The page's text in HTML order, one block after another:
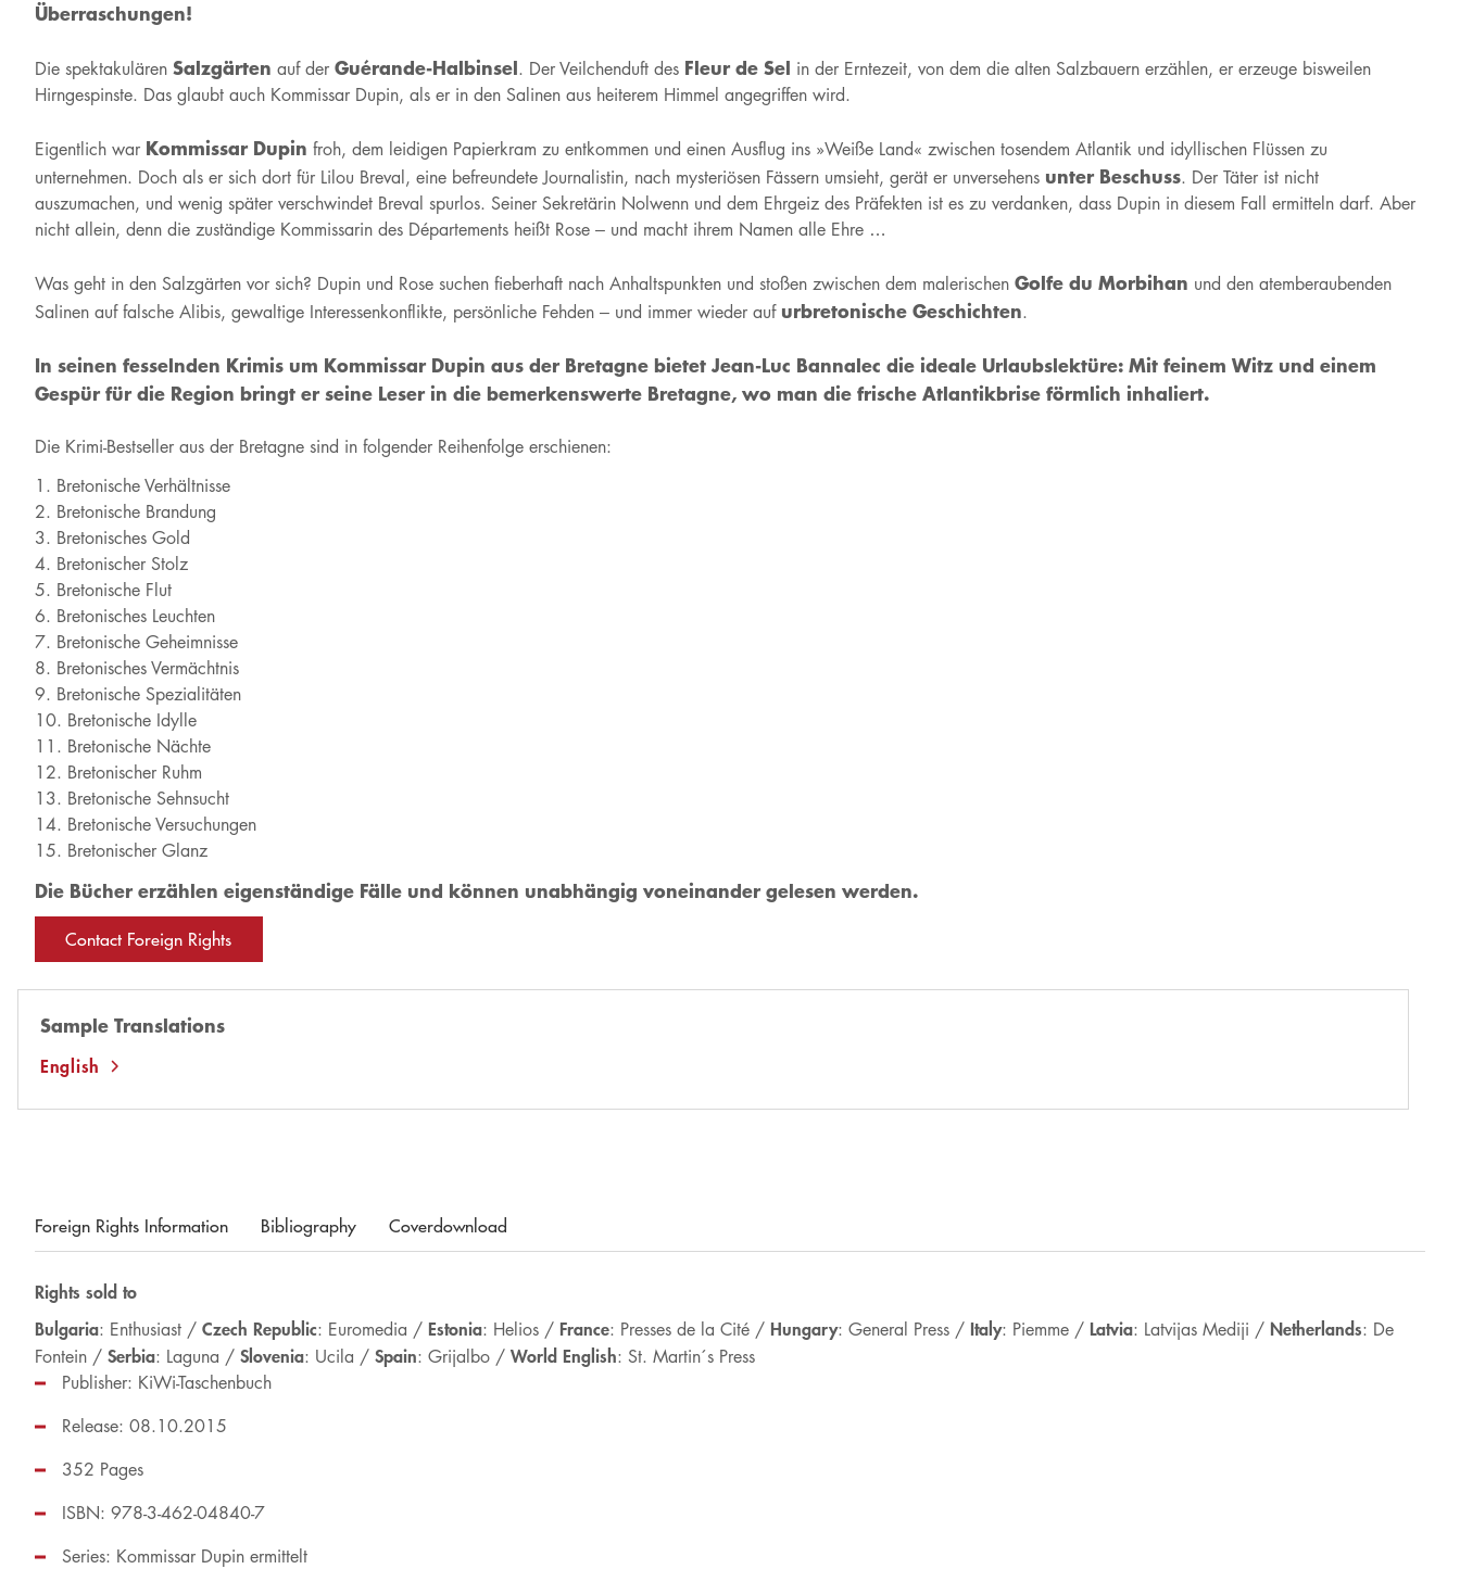
Überraschungen!
Die spektakulären Salzgärten auf der Guérande-Halbinsel. Der Veilchenduft des Fleur de Sel in der Erntezeit, von dem die alten Salzbauern erzählen, er erzeuge bisweilen
Hirngespinste. Das glaubt auch Kommissar Dupin, als er in den Salinen aus heiterem Himmel angegriffen wird.
Eigentlich war Kommissar Dupin froh, dem leidigen Papierkram zu entkommen und einen Ausflug ins »Weiße Land« zwischen tosendem Atlantik und idyllischen Flüssen zu
unternehmen. Doch als er sich dort für Lilou Breval, eine befreundete Journalistin, nach mysteriösen Fässern umsieht, gerät er unversehens unter Beschuss. Der Täter ist nicht
auszumachen, und wenig später verschwindet Breval spurlos. Seiner Sekretärin Nolwenn und dem Ehrgeiz des Präfekten ist es zu verdanken, dass Dupin in diesem Fall ermitteln darf. Aber
nicht allein, denn die zuständige Kommissarin des Départements heißt Rose – und macht ihrem Namen alle Ehre …
Was geht in den Salzgärten vor sich? Dupin und Rose suchen fieberhaft nach Anhaltspunkten und stoßen zwischen dem malerischen Golfe du Morbihan und den atemberaubenden
Salinen auf falsche Alibis, gewaltige Interessenkonflikte, persönliche Fehden – und immer wieder auf urbretonische Geschichten.
In seinen fesselnden Krimis um Kommissar Dupin aus der Bretagne bietet Jean-Luc Bannalec die ideale Urlaubslektüre: Mit feinem Witz und einem
Gespür für die Region bringt er seine Leser in die bemerkenswerte Bretagne, wo man die frische Atlantikbrise förmlich inhaliert.
Die Krimi-Bestseller aus der Bretagne sind in folgender Reihenfolge erschienen:
Bretonische Verhältnisse
Bretonische Brandung
Bretonisches Gold
Bretonischer Stolz
Bretonische Flut
Bretonisches Leuchten
Bretonische Geheimnisse
Bretonisches Vermächtnis
Bretonische Spezialitäten
Bretonische Idylle
Bretonische Nächte
Bretonischer Ruhm
Bretonische Sehnsucht
Bretonische Versuchungen
Bretonischer Glanz
Die Bücher erzählen eigenständige Fälle und können unabhängig voneinander gelesen werden.
Contact Foreign Rights
Sample Translations
English
Foreign Rights Information Bibliography Coverdownload
Rights sold to
Bulgaria: Enthusiast / Czech Republic: Euromedia / Estonia: Helios / France: Presses de la Cité / Hungary: General Press / Italy: Piemme / Latvia: Latvijas Mediji / Netherlands: De
Fontein / Serbia: Laguna / Slovenia: Ucila / Spain: Grijalbo / World English: St. Martin´s Press
Publisher: KiWi-Taschenbuch
Release: 08.10.2015
ISBN: 978-3-462-04840-7
352 Pages
Series: Kommissar Dupin ermittelt